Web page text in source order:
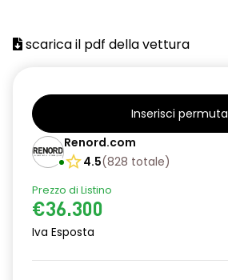
scarica il pdf della vettura
Inserisci permuta
Renord.com
4.5(828 totale)
Prezzo di Listino
€36.300
Iva Esposta